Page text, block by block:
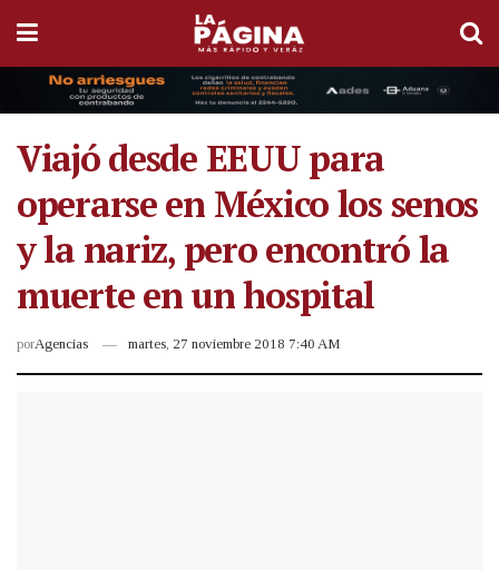
Viajó desde EEUU para
operarse en México los senos
y la nariz, pero encontró la
muerte en un hospital
porAgencias martes, 27 noviembre 2018 7:40 AM